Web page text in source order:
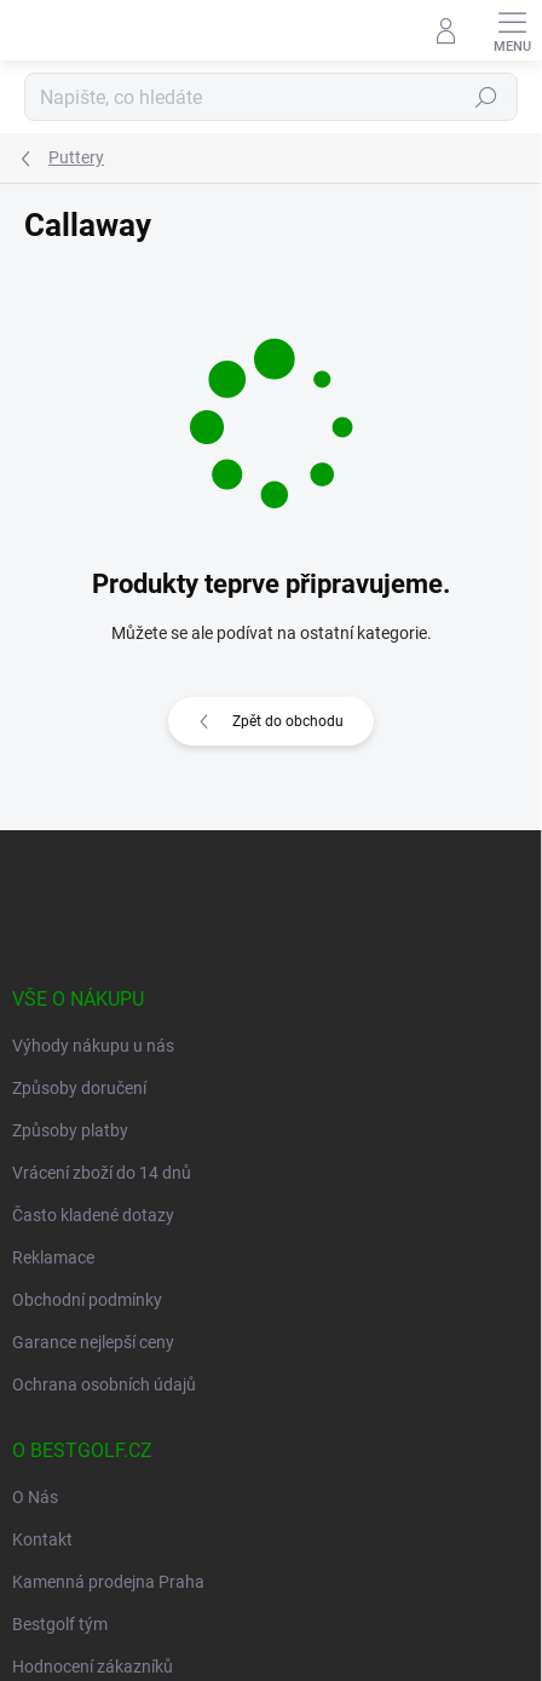
Hledat
Puttery
Callaway
Produkty teprve připravujeme.
Můžete se ale podívat na ostatní kategorie.
Zpět do obchodu
VŠE O NÁKUPU
Výhody nákupu u nás
Způsoby doručení
Způsoby platby
Vrácení zboží do 14 dnů
Často kladené dotazy
Reklamace
Obchodní podmínky
Garance nejlepší ceny
Ochrana osobních údajů
O BESTGOLF.CZ
O Nás
Kontakt
Kamenná prodejna Praha
Bestgolf tým
Hodnocení zákazníků